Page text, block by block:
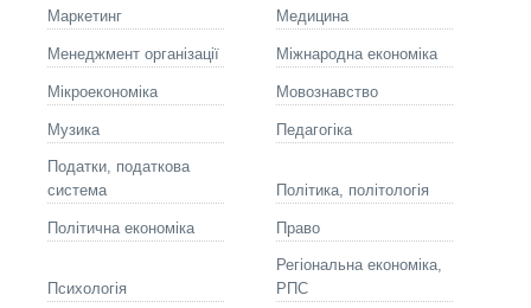
Маркетинг Медицина
Менеджмент організації Міжнародна економіка
Мікроекономіка Мовознавство
Музика Педагогіка
Податки, податкова
система
Політика, політологія
Політична економіка Право
Психологія
Регіональна економіка,
РПС